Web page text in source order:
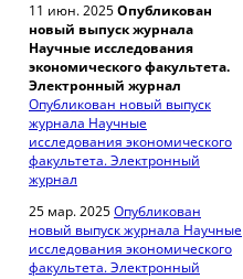
11 июн. 2025Опубликован
новый выпуск журнала
Научные исследования
экономического факультета.
Электронный журнал
Опубликован новый выпуск
журнала Научные
исследования экономического
факультета. Электронный
журнал
25 мар. 2025Опубликован
новый выпуск журнала Научные
исследования экономического
факультета. Электронный